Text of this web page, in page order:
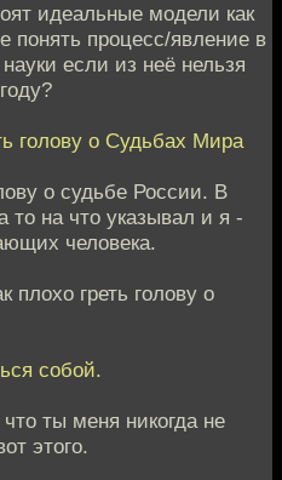
идеальные модели как
понять процесс/явление в
если из неё нельзя
голову о Судьбах Мира
о судьбе России. В
то на что указывал и я -
человека.
плохо греть голову о
собой.
ты меня никогда не
этого.